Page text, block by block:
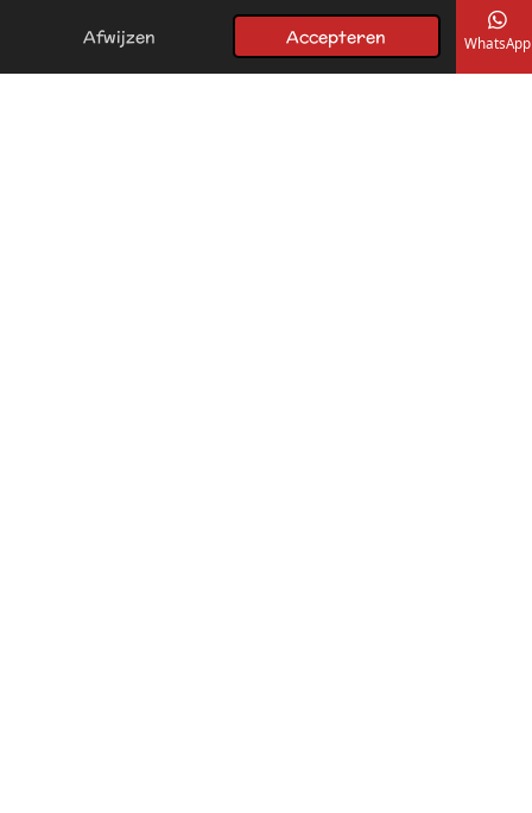
Afwijzen Accepteren
E-mailadres Telefoonnummer Kaart Facebook WhatsApp